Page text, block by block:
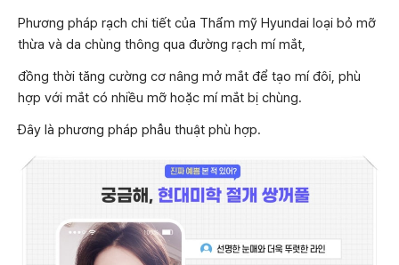
Phương pháp rạch chi tiết của Thẩm mỹ Hyundai loại bỏ mỡ
thừa và da chùng thông qua đường rạch mí mắt,
đồng thời tăng cường cơ nâng mở mắt để tạo mí đôi, phù
hợp với mắt có nhiều mỡ hoặc mí mắt bị chùng.
Đây là phương pháp phẫu thuật phù hợp.